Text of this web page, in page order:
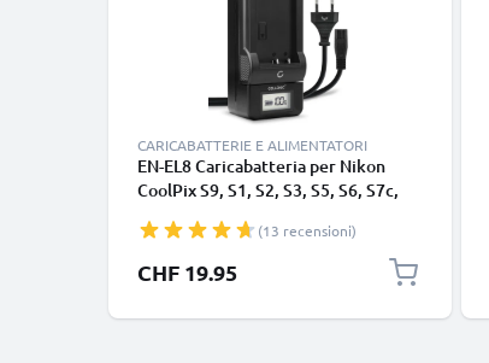
CARICABATTERIE E ALIMENTATORI
EN-EL8 Caricabatteria per Nikon
CoolPix S9, S1, S2, S3, S5, S6, S7c,
CoolPix P1, P2 Batterie per
fotocamera marca CELLONIC
(13 recensioni)
CHF 19.95